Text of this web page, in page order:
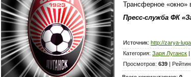
Трансферное «окно»
Пресс-служба ФК
Источник: http://zarya-
Категория: Заря Луганск
Просмотров: 639 |